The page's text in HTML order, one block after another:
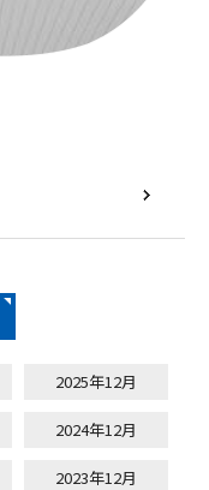
2025年12月
2024年12月
2023年12月